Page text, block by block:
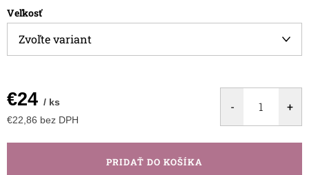
Veľkosť
€24 / ks
€22,86 bez DPH
cena:
PRIDAŤ DO KOŠÍKA